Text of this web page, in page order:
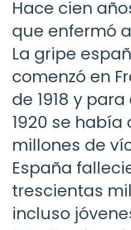
Hace cien
que enfermó
La gripe
comenzó en
de 1918 y
1920 se
millones de
España
trescientas
incluso